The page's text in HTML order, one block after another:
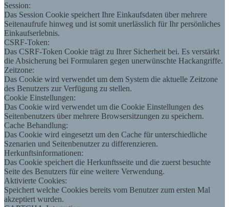
Session:
Das Session Cookie speichert Ihre Einkaufsdaten über mehrere
Seitenaufrufe hinweg und ist somit unerlässlich für Ihr persönliches
Einkaufserlebnis.
CSRF-Token:
Das CSRF-Token Cookie trägt zu Ihrer Sicherheit bei. Es verstärkt
die Absicherung bei Formularen gegen unerwünschte Hackangriffe.
Zeitzone:
Das Cookie wird verwendet um dem System die aktuelle Zeitzone
des Benutzers zur Verfügung zu stellen.
Cookie Einstellungen:
Das Cookie wird verwendet um die Cookie Einstellungen des
Seitenbenutzers über mehrere Browsersitzungen zu speichern.
Cache Behandlung:
Das Cookie wird eingesetzt um den Cache für unterschiedliche
Szenarien und Seitenbenutzer zu differenzieren.
Herkunftsinformationen:
Das Cookie speichert die Herkunftsseite und die zuerst besuchte
Seite des Benutzers für eine weitere Verwendung.
Aktivierte Cookies:
Speichert welche Cookies bereits vom Benutzer zum ersten Mal
akzeptiert wurden.